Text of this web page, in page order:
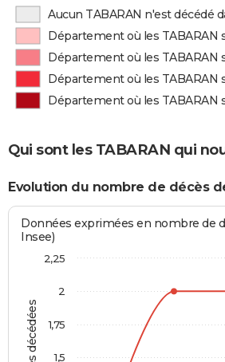
Aucun TABARAN n'est décédé
Département où les TABARAN
Département où les TABARAN
Département où les
Département où les
Qui sont les TABARAN qui
Evolution du nombre de décès
Données exprimées en nombre de
Insee)
1,5
1,75
2
2,25